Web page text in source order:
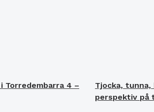
Torredembarra 4 –
Tjocka,
perspektiv på